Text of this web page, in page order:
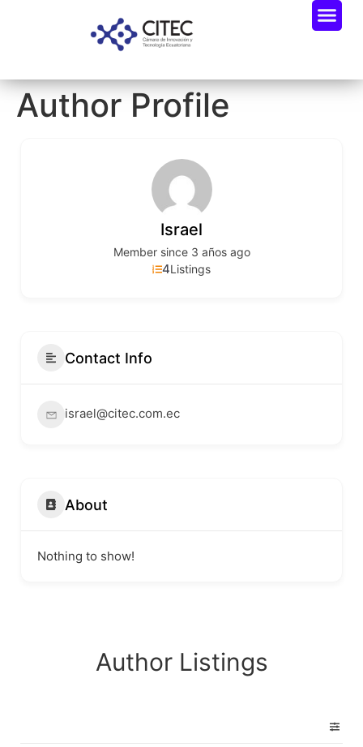
Author Profile
Israel
Member since 3 años ago
4Listings
Contact Info
israel@citec.com.ec
About
Nothing to show!
Author Listings